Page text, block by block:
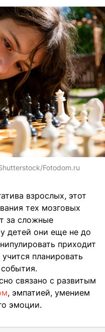
Fotodom.ru
взрослых, этот
тех мозговых
за сложные
детей они еще не до
приходит
планировать
связано с развитым
, эмпатией, умением
эмоции.